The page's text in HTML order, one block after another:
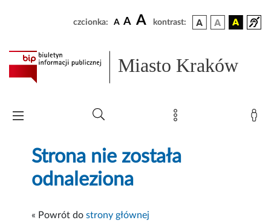
czcionka: A A A kontrast:
Miasto Kraków
Strona nie została
odnaleziona
« Powrót dostrony głównej